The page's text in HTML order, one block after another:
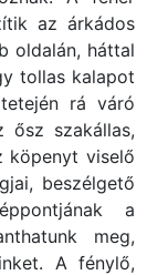
az árkádos
oldalán, háttal
tollas kalapot
rá váró
ősz szakállas,
köpenyt viselő
beszélgető
a
meg,
A fénylő,